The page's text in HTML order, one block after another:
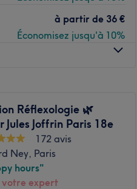
le temps d'un
et se reconnecter avec
équipe professionnelle
clients, le personnel
de leurs soins.
à partir de 36 €
Économisez jusqu'à 10%
Réflexologie 🌿
Jules Joffrin Paris 18e
172 avis
Ney, Paris
hours"
votre expert